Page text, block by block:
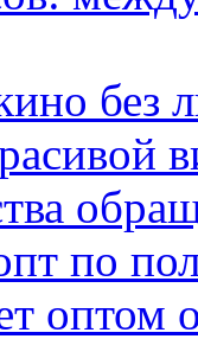
без
по
оптом